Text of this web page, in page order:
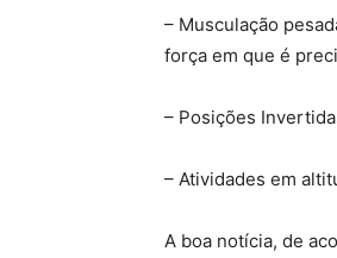
– Musculação
força em que é
– Posições
– Atividades em
A boa notícia, de